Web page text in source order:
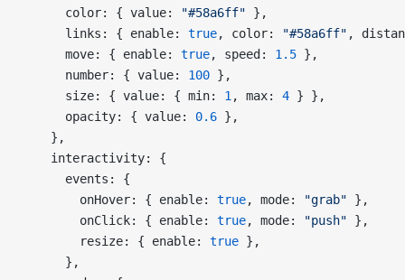
      color: { value:
"#58a6ff" },
      links: { enable:
true, color: "#58a6ff" ,
      move: { enable:
true, speed: 1.5 },
      number: { value:
100 },
      size: { value: { min:
1 , max: 4 } },
      opacity: { value:
0.6 },
    },
    interactivity: {
      events: {
        onHover: { enable:
true, mode: "grab" },
        onClick: { enable:
true, mode: "push" },
        resize: { enable:
true },
      },